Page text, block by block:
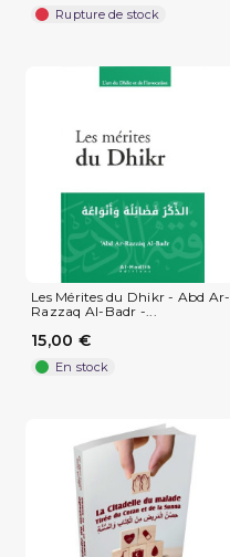
Rupture de stock
Les Mérites du Dhikr - Abd Ar-
Razzaq Al-Badr -...
15,00 €
En stock